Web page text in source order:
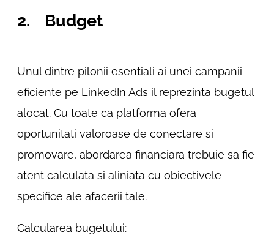
2. Budget
Unul dintre pilonii esentiali ai unei campanii
eficiente pe LinkedIn Ads il reprezinta bugetul
alocat. Cu toate ca platforma ofera
oportunitati valoroase de conectare si
promovare, abordarea financiara trebuie sa fie
atent calculata si aliniata cu obiectivele
specifice ale afacerii tale.
Calcularea bugetului: